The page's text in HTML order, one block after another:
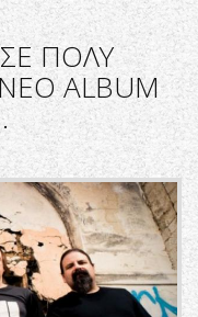
ΣΕ ΠΟΛΥ
ALBUM